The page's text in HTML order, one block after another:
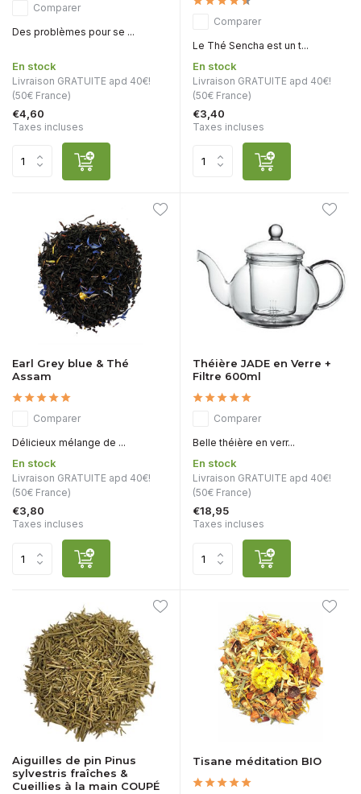
Comparer
Des problèmes pour se ...
En stock
Livraison GRATUITE apd 40€!
(50€ France)
€4,60
Taxes incluses
Comparer
Le Thé Sencha est un t...
En stock
Livraison GRATUITE apd 40€!
(50€ France)
€3,40
Taxes incluses
Earl Grey blue & Thé
Assam
Comparer
Délicieux mélange de ...
En stock
Livraison GRATUITE apd 40€!
(50€ France)
€3,80
Taxes incluses
Théière JADE en Verre +
Filtre 600ml
Comparer
Belle théière en verr...
En stock
Livraison GRATUITE apd 40€!
(50€ France)
€18,95
Taxes incluses
Aiguilles de pin Pinus
sylvestris fraîches &
Cueillies à la main COUPÉ
Tisane méditation BIO